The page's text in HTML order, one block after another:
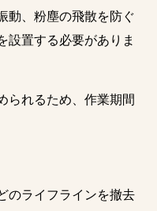
動、粉塵の飛散を防ぐ
設置する必要がありま
られるため、作業期間
のライフラインを撤去